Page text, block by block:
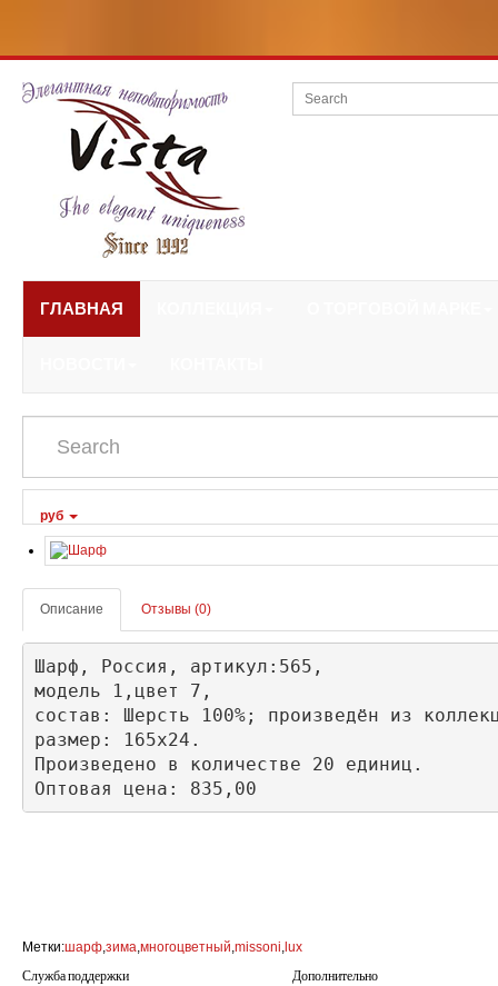
ГЛАВНАЯ
руб
Описание Отзывы (0)
Шарф, Россия, артикул:565,
модель 1,цвет 7,
состав: Шерсть 100%; произведён из
размер: 165х24.
Произведено в количестве 20 единиц.
Оптовая цена: 835,00
Метки:шарф,зима,многоцветный,missoni, lux
Служба поддержки Дополнительно